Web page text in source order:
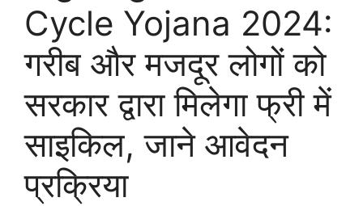
Cycle Yojana 2024:
गरीब और मजदूर लोगों को
सरकार द्वारा मिलेगा फ्री में
साइकिल, जाने आवेदन
प्रक्रिया